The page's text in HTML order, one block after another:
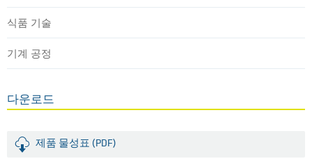
식품 기술
기계 공정
다운로드
제품 물성표 (PDF)